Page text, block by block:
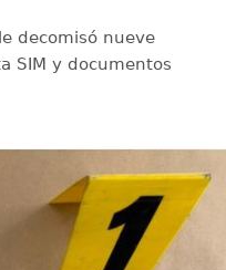
decomisó nueve
SIM y documentos